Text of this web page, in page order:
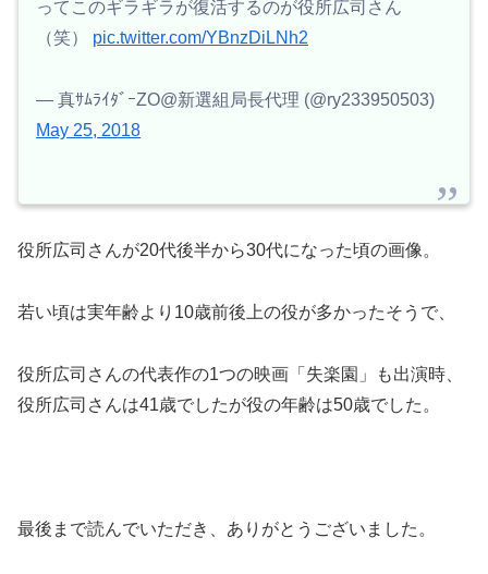
ってこのギラギラが復活するのが役所広司さん
（笑） pic.twitter.com/YBnzDiLNh2
— 真ｻﾑﾗｲﾀﾞｰZO@新選組局長代理 (@ry233950503)
May 25, 2018
役所広司さんが20代後半から30代になった頃の画像。
若い頃は実年齢より10歳前後上の役が多かったそうで、
役所広司さんの代表作の1つの映画「失楽園」も出演時、
役所広司さんは41歳でしたが役の年齢は50歳でした。
最後まで読んでいただき、ありがとうございました。